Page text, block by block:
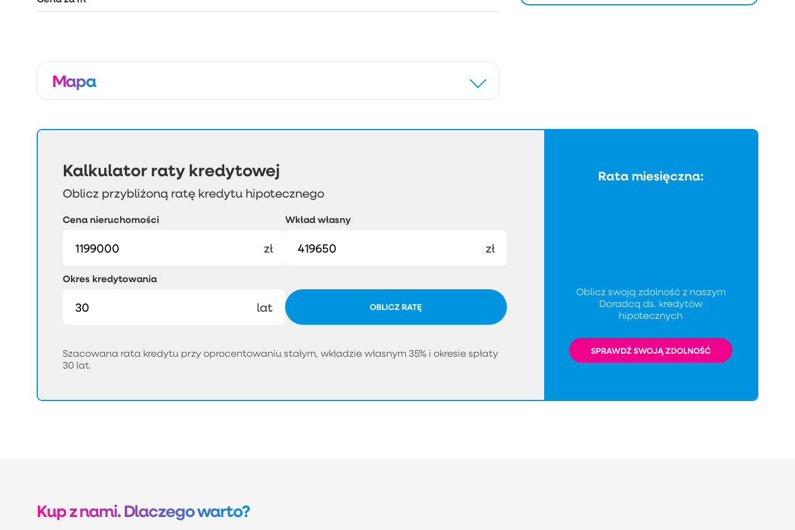
Mapa
Kalkulator raty kredytowej
Oblicz przybliżoną ratę kredytu hipotecznego
Cena nieruchomości
zł
Wkład własny
zł
Okres kredytowania
lat OBLICZ RATĘ
Szacowana rata kredytu przy oprocentowaniu stałym, wkładzie własnym 35% i okresie spłaty
30 lat.
Rata miesięczna:
Oblicz swoją zdolność z naszym
Doradcą ds. kredytów
hipotecznych
SPRAWDŹ SWOJĄ ZDOLNOŚĆ
Kup z nami. Dlaczego warto?